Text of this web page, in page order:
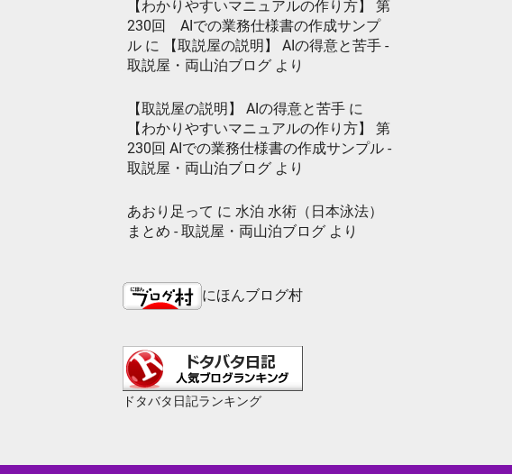
【わかりやすいマニュアルの作り方】 第
230回 AIでの業務仕様書の作成サンプ
ル に
【取説屋の説明】 AIの得意と苦手 -
取説屋・両山泊ブログ より
【取説屋の説明】 AIの得意と苦手 に
【わかりやすいマニュアルの作り方】 第
230回 AIでの業務仕様書の作成サンプル -
取説屋・両山泊ブログ より
あおり足って に 水泊 水術（日本泳法）
まとめ - 取説屋・両山泊ブログ より
にほんブログ村
ドタバタ日記ランキング